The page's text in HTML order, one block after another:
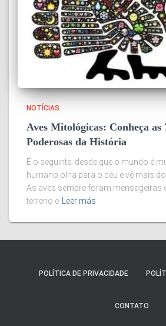
NOTÍCIAS
Aves Mitológicas: Conheça as
Poderosas da História
É o seguinte: desde que o mundo é
humano olha para o céu e vê mais
As aves sempre foram mensageiras
terreno e Leer más
POLÍTICA DE PRIVACIDADE
CONTATO